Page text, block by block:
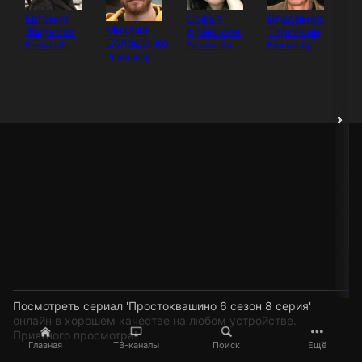
Главная ТВ-каналы Поиск Ещё
Евгения
Жиркова
Режиссёр
Михаил
Солошенко
Режиссёр
Софья
Кравцова
Режиссёр
Владимир
Торопчин
Режиссёр
Посмотреть сериал 'Простоквашино 6 сезон 8 серия'
онлайн в хорошем качестве на любом устройстве.
Приятного просмотра!